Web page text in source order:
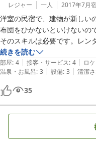
レジャー 一人 2017年7月
洋室の民宿で、建物が新しい
布団をひかないといけないの
そのスキルは必要です。レン
あり便利です。送迎もしてく
とても便利です。
続きを読む
部屋: 4 | 接客・サービス: 4 | ロ
温泉・お風呂: 3 | 設備: 3 | 清潔さ
35